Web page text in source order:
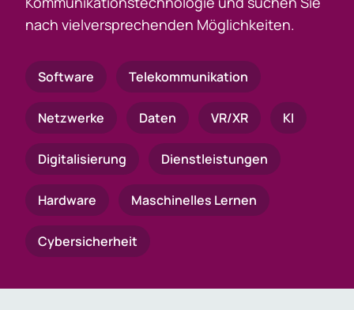
nach vielversprechenden Möglichkeiten.
Software Telekommunikation
Netzwerke Daten VR/XR KI
Digitalisierung Dienstleistungen
Hardware Maschinelles Lernen
Cybersicherheit